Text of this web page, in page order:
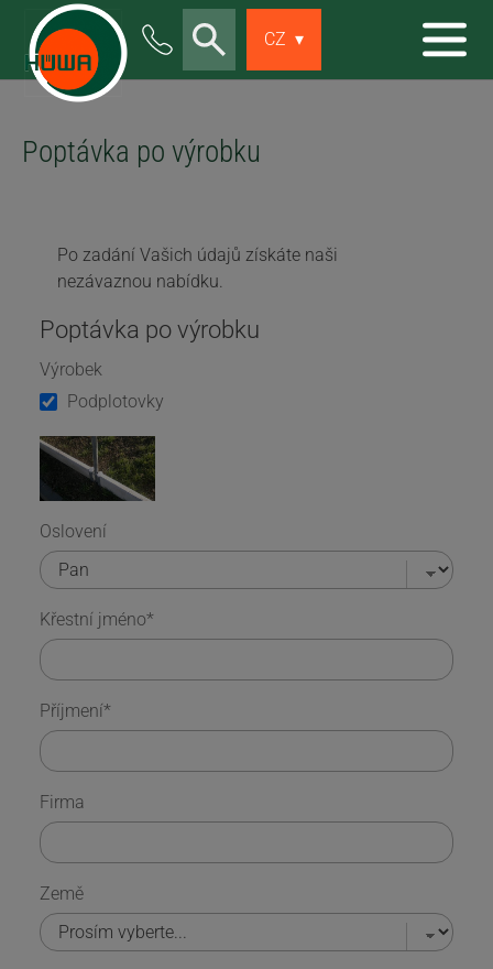
Skip to main content
CZ ▾
Poptávka po výrobku
Po zadání Vašich údajů získáte naši
nezávaznou nabídku.
Poptávka po výrobku
Výrobek
Podplotovky
Oslovení
Křestní jméno*
Příjmení*
Firma
Země